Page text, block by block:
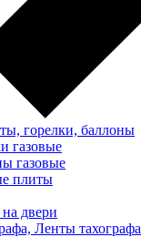
горелки, баллоны
газовые
газовые
плиты
двери
Ленты тахографа